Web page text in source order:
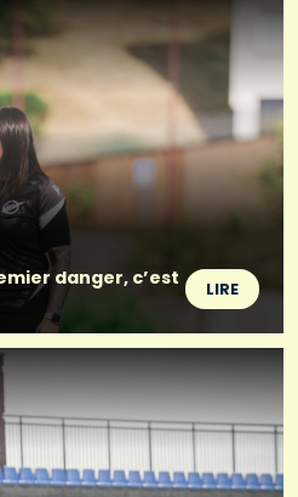
danger, c’est
LIRE